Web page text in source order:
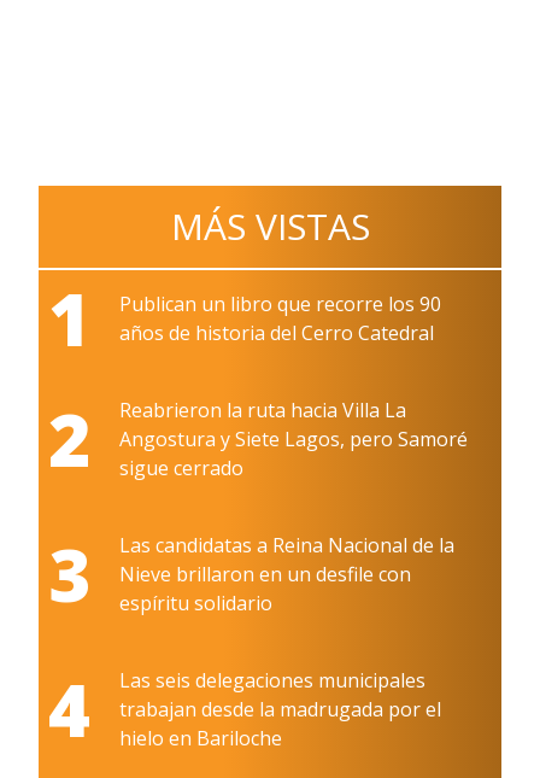
MÁS VISTAS
1
Publican un libro que recorre los 90
años de historia del Cerro Catedral
2
Reabrieron la ruta hacia Villa La
Angostura y Siete Lagos, pero Samoré
sigue cerrado
3
Las candidatas a Reina Nacional de la
Nieve brillaron en un desfile con
espíritu solidario
4
Las seis delegaciones municipales
trabajan desde la madrugada por el
hielo en Bariloche